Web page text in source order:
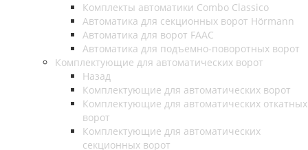
Комплекты автоматики Combo Classico
Автоматика для секционных ворот Hörmann
Автоматика для ворот FAAC
Автоматика для подъемно-поворотных ворот
Комплектующие для автоматических ворот
Назад
Комплектующие для автоматических ворот
Комплектующие для автоматических откатных
ворот
Комплектующие для автоматических
секционных ворот